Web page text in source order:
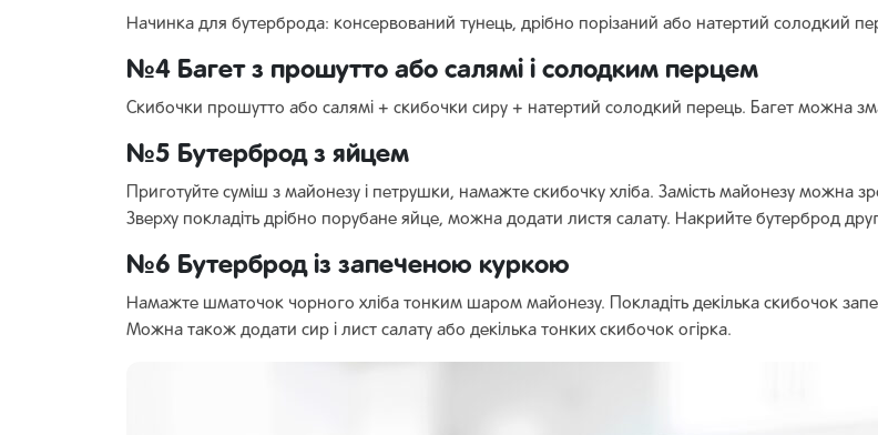
Начинка для бутерброда: консервований тунець, дрібно порізаний або натертий солодкий
№4 Багет з прошутто або салямі і солодким перцем
Скибочки прошутто або салямі + скибочки сиру + натертий солодкий перець. Багет можна
№5 Бутерброд з яйцем
Приготуйте суміш з майонезу і петрушки, намажте скибочку хліба. Замість майонезу можна
Зверху покладіть дрібно порубане яйце, можна додати листя салату. Накрийте бутерброд
№6 Бутерброд із запеченою куркою
Намажте шматочок чорного хліба тонким шаром майонезу. Покладіть декілька скибочок
Можна також додати сир і лист салату або декілька тонких скибочок огірка.